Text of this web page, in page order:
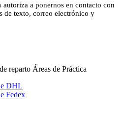
autoriza a ponernos en contacto con
de texto, correo electrónico y
reparto Áreas de Práctica
DHL
Fedex